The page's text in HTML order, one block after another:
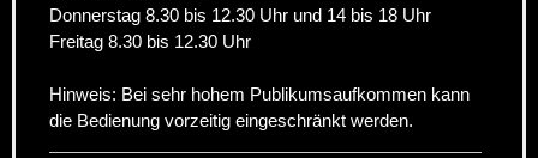
Donnerstag 8.30 bis 12.30 Uhr und 14 bis 18 Uhr
Freitag 8.30 bis 12.30 Uhr
Hinweis: Bei sehr hohem Publikumsaufkommen kann
die Bedienung vorzeitig eingeschränkt werden.